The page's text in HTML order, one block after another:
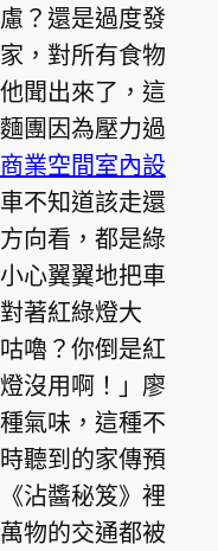
？還是過度發
，對所有食物
聞出來了，這
團因為壓力過
商業空間室內設
不知道該走還
向看，都是綠
心翼翼地把車
著紅綠燈大
嚕？你倒是紅
沒用啊！」廖
氣味，這種不
聽到的家傳預
沾醬秘笈》裡
物的交通都被